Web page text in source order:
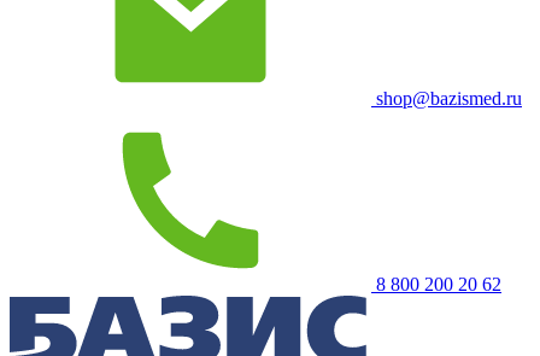
shop@bazismed.ru
8 800 200 20 62